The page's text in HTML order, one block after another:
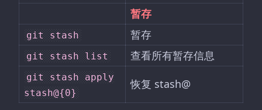
暂存
git stash 暂存
git stash list 查看所有暂存信息
git stash apply
stash@{0}
恢复 stash@